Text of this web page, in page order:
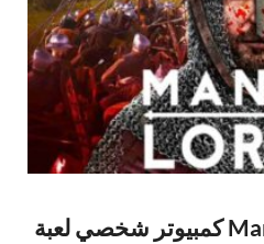
تحميل لعبة Manor Lords كمبيوتر شخصي لعبة